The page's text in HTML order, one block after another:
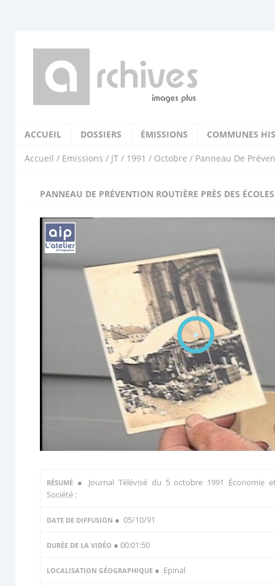
ACCUEIL DOSSIERS ÉMISSIONS COMMUNES
Accueil / Emissions / JT / 1991 / Octobre / Panneau De
PANNEAU DE PRÉVENTION ROUTIÈRE PRÈS DES ÉCOLES
RÉSUMÉ ● Journal Télévisé du 5 octobre 1991 Économie
Société :
DATE DE DIFFUSION ● 05/10/91
DURÉE DE LA VIDÉO ● 00:01:50
LOCALISATION GÉOGRAPHIQUE ● Epinal